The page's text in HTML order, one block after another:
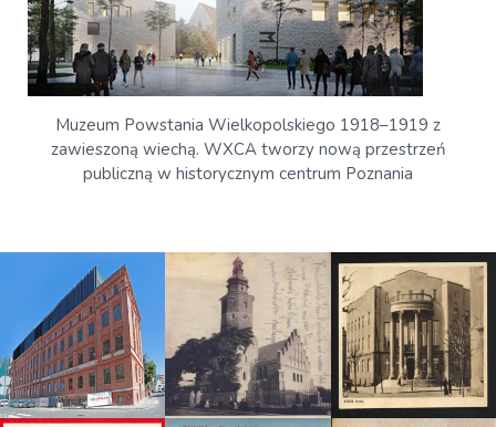
Muzeum Powstania Wielkopolskiego 1918–1919 z
zawieszoną wiechą. WXCA tworzy nową przestrzeń
publiczną w historycznym centrum Poznania